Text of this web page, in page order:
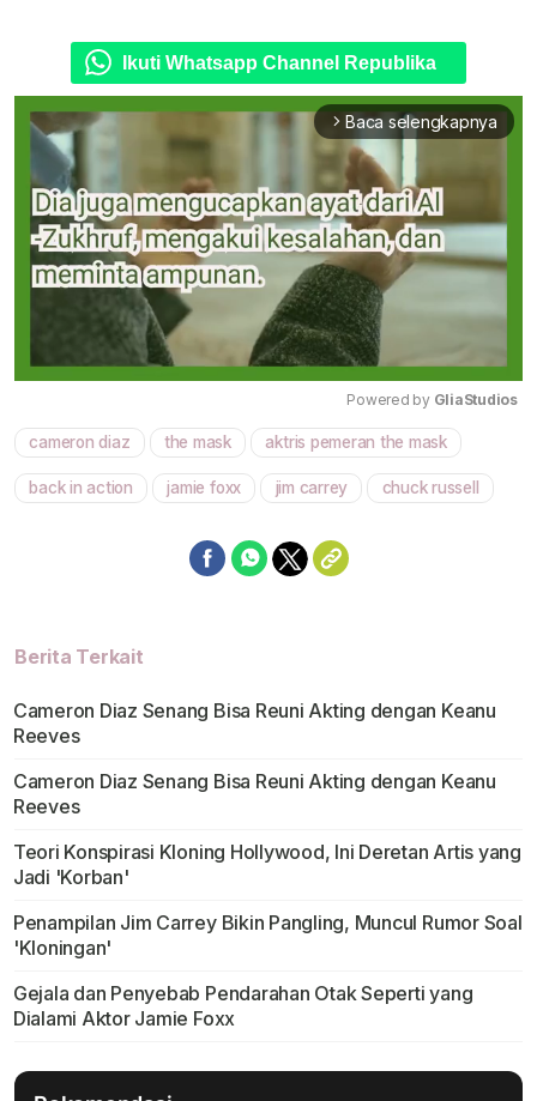
Ikuti Whatsapp Channel Republika
arrow_forward_ios Baca selengkapnya
Mute
Powered by GliaStudios
cameron diaz the mask aktris pemeran the mask
back in action jamie foxx jim carrey chuck russell
Berita Terkait
Cameron Diaz Senang Bisa Reuni Akting dengan Keanu
Reeves
Cameron Diaz Senang Bisa Reuni Akting dengan Keanu
Reeves
Teori Konspirasi Kloning Hollywood, Ini Deretan Artis yang
Jadi 'Korban'
Penampilan Jim Carrey Bikin Pangling, Muncul Rumor Soal
'Kloningan'
Gejala dan Penyebab Pendarahan Otak Seperti yang
Dialami Aktor Jamie Foxx